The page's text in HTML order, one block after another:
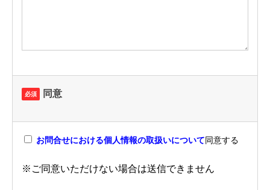
必須 同意
お問合せにおける個人情報の取扱いについて同意する
※ご同意いただけない場合は送信できません